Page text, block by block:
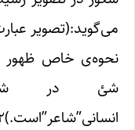
عبارت از
خاص ظهور ‌یک
در شعور